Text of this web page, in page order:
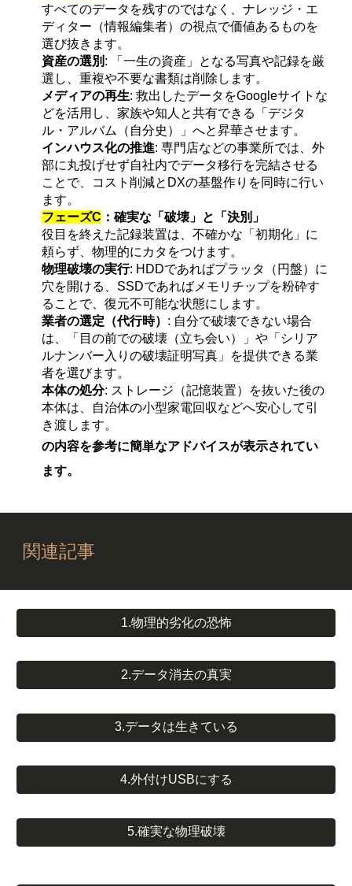
すべてのデータを残すのではなく、ナレッジ・エ
ディター（情報編集者）の視点で価値あるものを
選び抜きます。
資産の選別 : 「一生の資産」となる写真や記録を厳
選し、重複や不要な書類は削除します。
メディアの再生: 救出したデータをGoogleサイトな
どを活用し、家族や知人と共有できる「デジタ
ル・アルバム（自分史）」へと昇華させます。
インハウス化の推進: 専門店などの事業所では、外
部に丸投げせず自社内でデータ移行を完結させる
ことで、コスト削減とDXの基盤作りを同時に行い
ます。
フェーズC ：確実な「破壊」と「決別」
役目を終えた記録装置は、不確かな「初期化」に
頼らず、物理的にカタをつけます。
物理破壊の実行: HDDであればプラッタ（円盤）に
穴を開ける、SSDであればメモリチップを粉砕す
ることで、復元不可能な状態にします。
業者の選定（代行時） : 自分で破壊できない場合
は、「目の前での破壊（立ち会い）」や「シリア
ルナンバー入りの破壊証明写真」を提供できる業
者を選びます。
本体の処分: ストレージ（記憶装置）を抜いた後の
本体は、自治体の小型家電回収などへ安心して引
き渡します。
の内容を参考に簡単なアドバイスが表示されてい
ます。
関連記事
1.物理的劣化の恐怖
2.データ消去の真実
3.データは生きている
4.外付けUSBにする
5.確実な物理破壊